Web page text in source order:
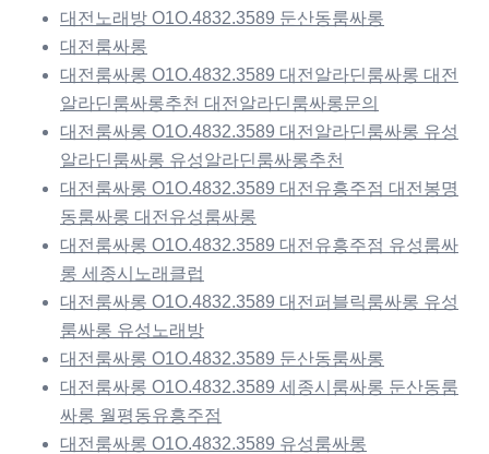
대전노래방 O1O.4832.3589 둔산동룸싸롱
대전룸싸롱
대전룸싸롱 O1O.4832.3589 대전알라딘룸싸롱 대전
알라딘룸싸롱추천 대전알라딘룸싸롱문의
대전룸싸롱 O1O.4832.3589 대전알라딘룸싸롱 유성
알라딘룸싸롱 유성알라딘룸싸롱추천
대전룸싸롱 O1O.4832.3589 대전유흥주점 대전봉명
동룸싸롱 대전유성룸싸롱
대전룸싸롱 O1O.4832.3589 대전유흥주점 유성룸싸
롱 세종시노래클럽
대전룸싸롱 O1O.4832.3589 대전퍼블릭룸싸롱 유성
룸싸롱 유성노래방
대전룸싸롱 O1O.4832.3589 둔산동룸싸롱
대전룸싸롱 O1O.4832.3589 세종시룸싸롱 둔산동룸
싸롱 월평동유흥주점
대전룸싸롱 O1O.4832.3589 유성룸싸롱